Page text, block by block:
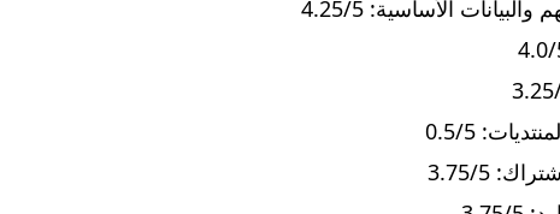
الأساسية: 4.25/5
0.5/5
3.75/5